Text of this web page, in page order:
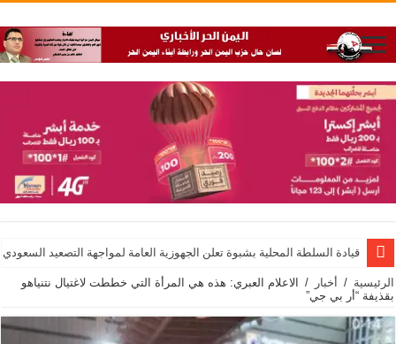
قيادة السلطة المحلية بشبوة تعلن الجهوزية العامة لمواجهة التصعيد السعودي
الرئيسية / أخبار /
الاعلام العبري: هذه هي المرأة التي خططت لاغتيال نتنياهو
بقذيفة “أر بي جي”